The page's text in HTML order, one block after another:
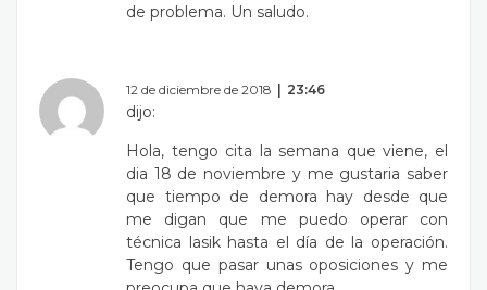
de problema. Un saludo.
12 de diciembre de 2018 23:46
dijo:
Hola, tengo cita la semana que viene, el
dia 18 de noviembre y me gustaria saber
que tiempo de demora hay desde que
me digan que me puedo operar con
técnica lasik hasta el día de la operación.
Tengo que pasar unas oposiciones y me